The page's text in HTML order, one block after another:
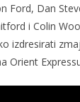
Ford, Dan
i Colin
izdresirati
Orient